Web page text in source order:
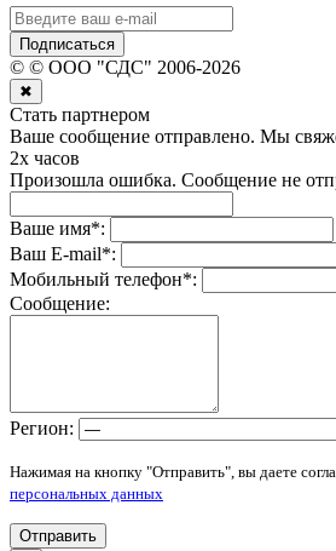
Подписаться
© © ООО "СДС" 2006-2026
✖
Стать партнером
Ваше сообщение отправлено. Мы
2х часов
Произошла ошибка. Сообщение не
Ваше имя*:
Ваш E-mail*:
Мобильный телефон*:
Сообщение:
Регион:
Нажимая на кнопку "Отправить", вы даете
персональных данных
Отправить